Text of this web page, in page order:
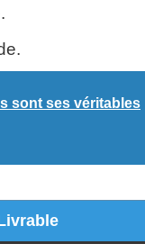
sont ses véritables